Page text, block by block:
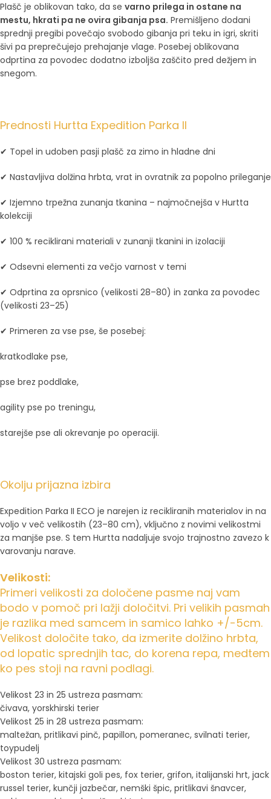
Plašč je oblikovan tako, da se varno prilega in ostane na
mestu, hkrati pa ne ovira gibanja psa. Premišljeno dodani
sprednji pregibi povečajo svobodo gibanja pri teku in igri, skriti
šivi pa preprečujejo prehajanje vlage. Posebej oblikovana
odprtina za povodec dodatno izboljša zaščito pred dežjem in
snegom.
Prednosti Hurtta Expedition Parka II
✔ Topel in udoben pasji plašč za zimo in hladne dni
✔ Nastavljiva dolžina hrbta, vrat in ovratnik za popolno prileganje
✔ Izjemno trpežna zunanja tkanina – najmočnejša v Hurtta
kolekciji
✔ 100 % reciklirani materiali v zunanji tkanini in izolaciji
✔ Odsevni elementi za večjo varnost v temi
✔ Odprtina za oprsnico (velikosti 28–80) in zanka za povodec
(velikosti 23–25)
✔ Primeren za vse pse, še posebej:
kratkodlake pse,
pse brez poddlake,
agility pse po treningu,
starejše pse ali okrevanje po operaciji.
Okolju prijazna izbira
Expedition Parka II ECO je narejen iz recikliranih materialov in na
voljo v več velikostih (23–80 cm), vključno z novimi velikostmi
za manjše pse. S tem Hurtta nadaljuje svojo trajnostno zavezo k
varovanju narave.
Velikosti:
Primeri velikosti za določene pasme naj vam
bodo v pomoč pri lažji določitvi. Pri velikih pasmah
je razlika med samcem in samico lahko +/-5cm.
Velikost določite tako, da izmerite dolžino hrbta,
od lopatic sprednjih tac, do korena repa, medtem
ko pes stoji na ravni podlagi.
Velikost 23 in 25 ustreza pasmam:
čivava, yorskhirski terier
Velikost 25 in 28 ustreza pasmam:
maltežan, pritlikavi pinč, papillon, pomeranec, svilnati terier,
toypudelj
Velikost 30 ustreza pasmam:
boston terier, kitajski goli pes, fox terier, grifon, italijanski hrt, jack
russel terier, kunčji jazbečar, nemški špic, pritlikavi šnavcer,